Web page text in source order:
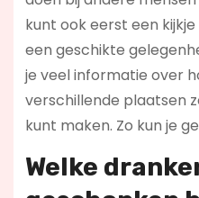
kunt ook eerst een
een geschikte
je veel informatie over
verschillende plaatsen
kunt maken. Zo kun je
Welke